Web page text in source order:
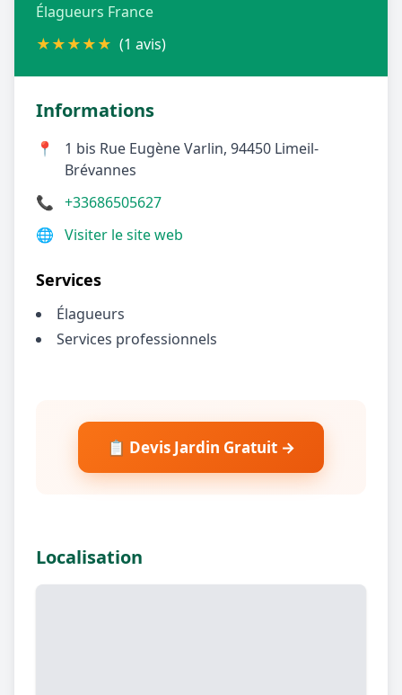
CGU -
Élagueurs France
★★★★★ (1 avis)
Informations
📍
1 bis Rue Eugène Varlin, 94450 Limeil-
Brévannes
📞 +33686505627
🌐 Visiter le site web
Services
Élagueurs
Services professionnels
📋 Devis Jardin Gratuit →
Localisation